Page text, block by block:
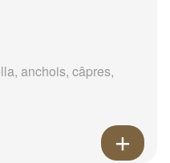
anchois, câpres,